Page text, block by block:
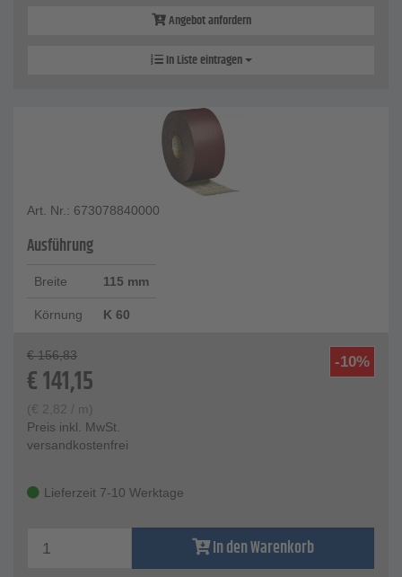
Angebot anfordern
In Liste eintragen
Art. Nr.: 673078840000
Ausführung
Breite 115 mm
Körnung K 60
-10%
€ 156,83
€141,15
(€ 2,82 / m)
Preis inkl. MwSt.
versandkostenfrei
Lieferzeit 7-10 Werktage
In den Warenkorb